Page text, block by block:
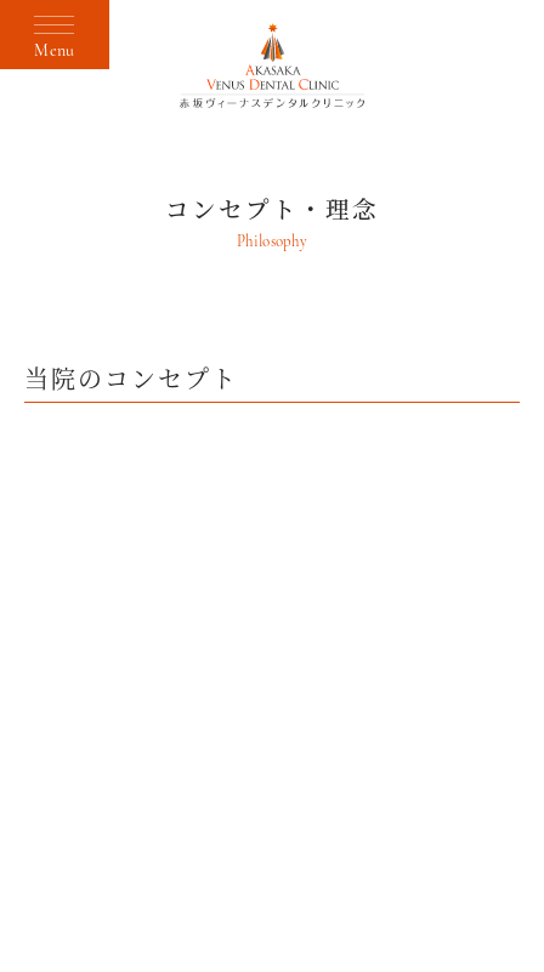
Menu
コンセプト・理念
Philosophy
当院のコンセプト